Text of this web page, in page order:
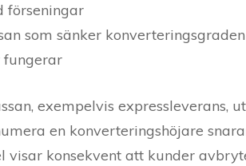
förseningar
som sänker konverteringsgraden
fungerar
exempelvis expressleverans,
en konverteringshöjare
visar konsekvent att kunder